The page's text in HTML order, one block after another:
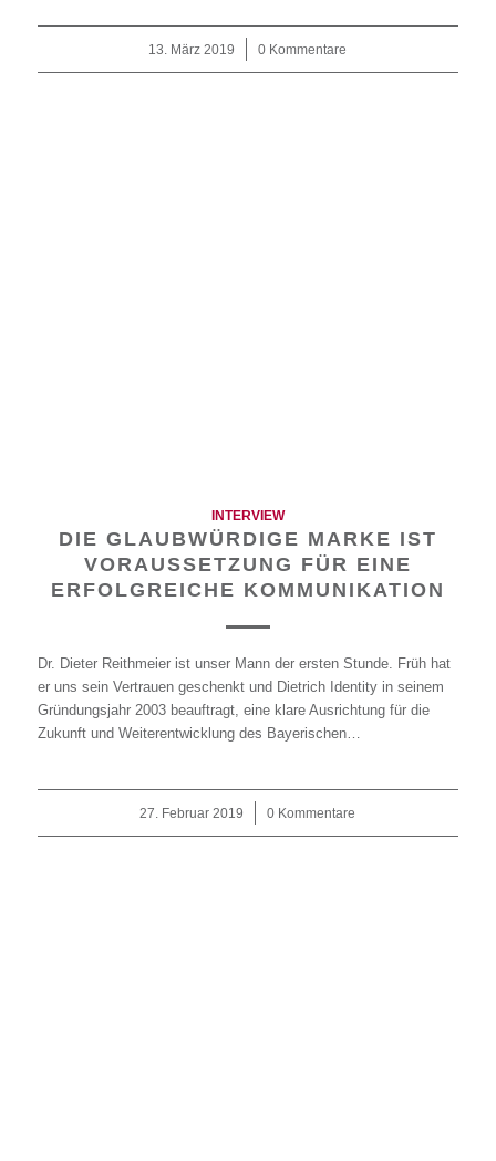
13. März 2019
/ 0 Kommentare
INTERVIEW
DIE GLAUBWÜRDIGE MARKE IST
VORAUSSETZUNG FÜR EINE
ERFOLGREICHE KOMMUNIKATION
Dr. Dieter Reithmeier ist unser Mann der ersten Stunde. Früh hat
er uns sein Vertrauen geschenkt und Dietrich Identity in seinem
Gründungsjahr 2003 beauftragt, eine klare Ausrichtung für die
Zukunft und Weiterentwicklung des Bayerischen…
27. Februar 2019
/ 0 Kommentare